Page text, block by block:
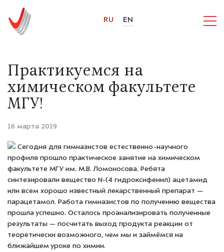
RU EN
Практикуемся на
химическом факультете
МГУ!
16 марта 2019
Сегодня для гимназистов естественно-научного
профиля прошло практическое занятие на химическом
факультете МГУ им. М.В. Ломоносова. Ребята
синтезировали вещество N-(4 гидроксифенил) ацетамид
или всем хорошо известный лекарственный препарат —
парацетамол. Работа гимназистов по получению вещества
прошла успешно. Осталось проанализировать полученные
результаты — посчитать выход продукта реакции от
теоретически возможного, чем мы и займёмся на
ближайшем уроке по химии.